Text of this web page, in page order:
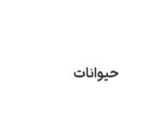
حیوانات